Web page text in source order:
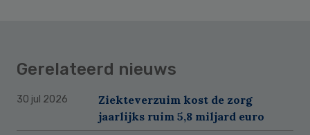
Gerelateerd nieuws
30 jul 2026
Ziekteverzuim kost de zorg
jaarlijks ruim 5,8 miljard euro